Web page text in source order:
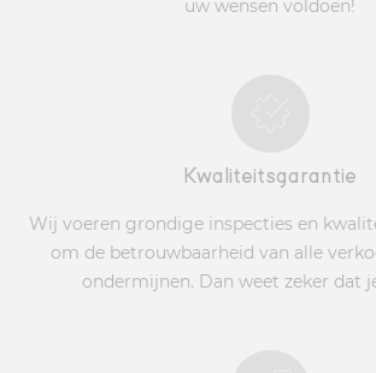
uw wensen voldoen!
Kwaliteitsgarantie
Wij voeren grondige inspecties en
om de betrouwbaarheid van alle
ondermijnen. Dan weet zeker dat